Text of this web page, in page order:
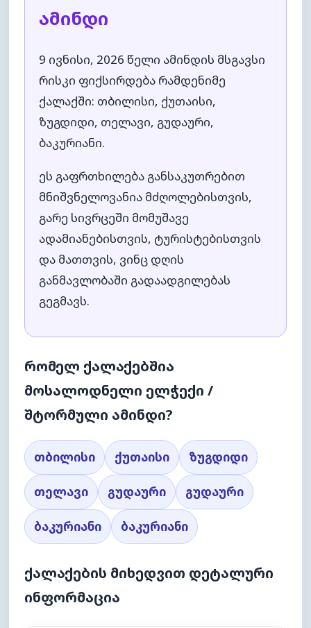
ამინდი
9 ივნისი, 2026 წელი ამინდის მსგავსი
რისკი ფიქსირდება რამდენიმე
ქალაქში: თბილისი, ქუთაისი,
ზუგდიდი, თელავი, გუდაური,
ბაკურიანი.
ეს გაფრთხილება განსაკუთრებით
მნიშვნელოვანია მძღოლებისთვის,
გარე სივრცეში მომუშავე
ადამიანებისთვის, ტურისტებისთვის
და მათთვის, ვინც დღის
განმავლობაში გადაადგილებას
გეგმავს.
რომელ ქალაქებშია
მოსალოდნელი ელჭექი /
შტორმული ამინდი?
თბილისი ქუთაისი ზუგდიდი
თელავი გუდაური გუდაური
ბაკურიანი ბაკურიანი
ქალაქების მიხედვით დეტალური
ინფორმაცია